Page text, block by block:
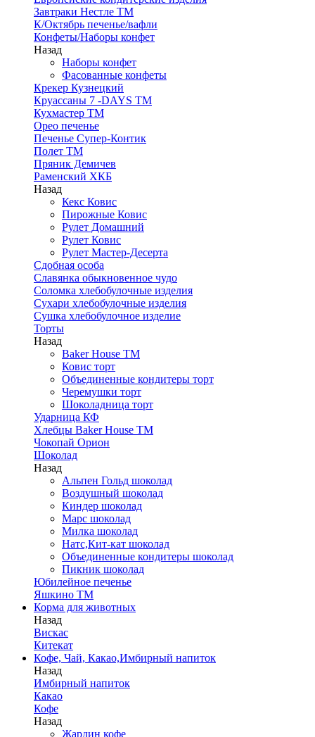
Завтраки Нестле ТМ
К/Октябрь печенье/вафли
Конфеты/Наборы конфет
Назад
Наборы конфет
Фасованные конфеты
Крекер Кузнецкий
Круассаны 7 -DAYS ТМ
Кухмастер ТМ
Орео печенье
Печенье Супер-Контик
Полет ТМ
Пряник Демичев
Раменский ХКБ
Назад
Кекс Ковис
Пирожные Ковис
Рулет Домашний
Рулет Ковис
Рулет Мастер-Десерта
Сдобная особа
Славянка обыкновенное чудо
Соломка хлебобулочные изделия
Сухари хлебобулочные изделия
Сушка хлебобулочное изделие
Торты
Назад
Baker House ТМ
Ковис торт
Объединенные кондитеры торт
Черемушки торт
Шоколадница торт
Ударница КФ
Хлебцы Baker House ТМ
Чокопай Орион
Шоколад
Назад
Альпен Гольд шоколад
Воздушный шоколад
Киндер шоколад
Марс шоколад
Милка шоколад
Натс,Кит-кат шоколад
Объединенные кондитеры шоколад
Пикник шоколад
Юбилейное печенье
Яшкино ТМ
Корма для животных
Назад
Вискас
Китекат
Кофе, Чай, Какао,Имбирный напиток
Назад
Имбирный напиток
Какао
Кофе
Назад
Жардин кофе